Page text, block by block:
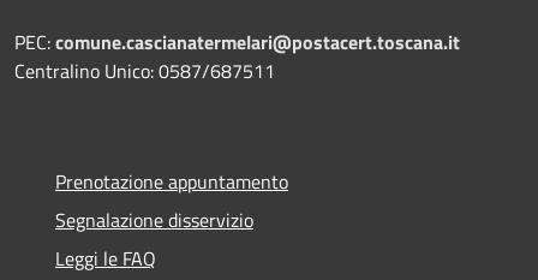
PEC:comune.cascianatermelari@postacert.toscana.it
Centralino Unico: 0587/687511
Prenotazione appuntamento
Segnalazione disservizio
Leggi le FAQ